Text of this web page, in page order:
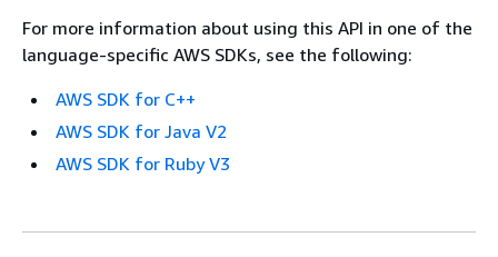
For more information about using this API in one of the
language-specific AWS SDKs, see the following:
AWS SDK for C++
AWS SDK for Java V2
AWS SDK for Ruby V3